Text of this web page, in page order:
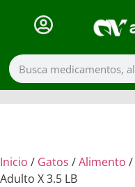
Inicio / Gatos /Alimento /
Adulto X 3.5 LB